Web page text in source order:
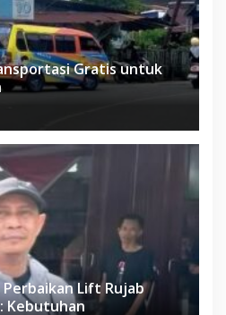
Gratis untuk
Lift Rujab
Kebutuhan